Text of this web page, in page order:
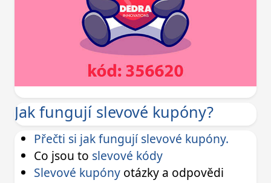
Jak fungují slevové kupóny?
Přečti si jak fungují slevové kupóny.
Co jsou to slevové kódy
Slevové kupóny otázky a odpovědi